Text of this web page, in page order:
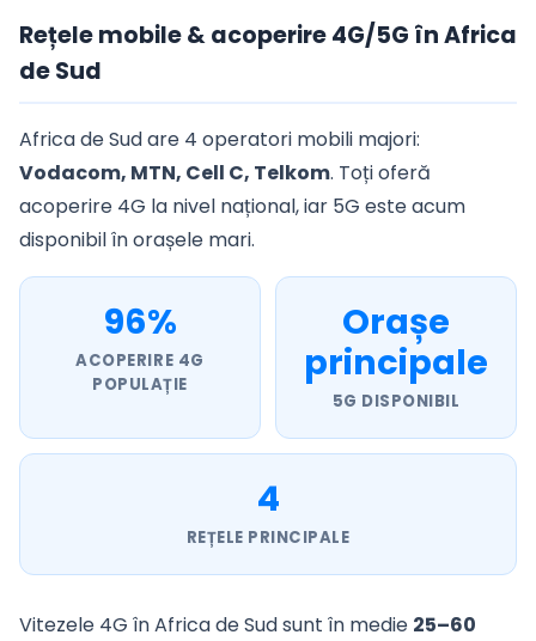
Rețele mobile & acoperire 4G/5G în Africa
de Sud
Africa de Sud are 4 operatori mobili majori:
Vodacom, MTN, Cell C, Telkom. Toți oferă
acoperire 4G la nivel național, iar 5G este acum
disponibil în orașele mari.
96%
ACOPERIRE 4G
POPULAȚIE
Orașe
principale
5G DISPONIBIL
4
REȚELE PRINCIPALE
Vitezele 4G în Africa de Sud sunt în medie 25–60